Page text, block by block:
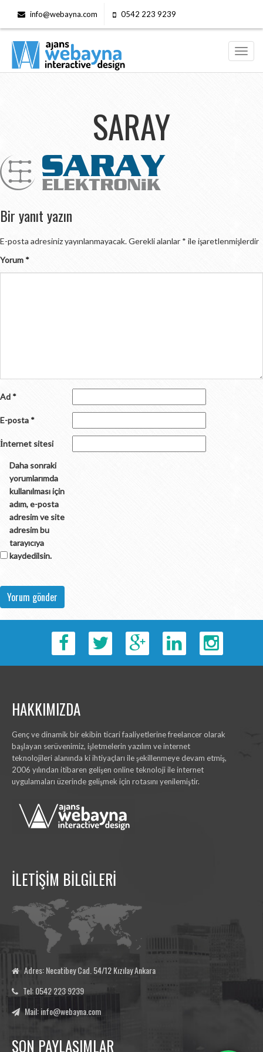
info@webayna.com 0542 223 9239
SARAY
Bir yanıt yazın
E-posta adresiniz yayınlanmayacak.Gerekli alanlar * ile işaretlenmişlerdir
Yorum *
Ad *
E-posta *
İnternet sitesi
Daha sonraki
yorumlarımda
kullanılması için
adım, e-posta
adresim ve site
adresim bu
tarayıcıya
kaydedilsin.
HAKKIMIZDA
Genç ve dinamik bir ekibin ticari faaliyetlerine freelancer olarak
başlayan serüvenimiz, işletmelerin yazılım ve internet
teknolojileri alanında ki ihtiyaçları ile şekillenmeye devam etmiş,
2006 yılından itibaren gelişen online teknoloji ile internet
uygulamaları üzerinde gelişmek için rotasını yenilemiştir.
İLETİŞİM BİLGİLERİ
Adres: Necatibey Cad. 54/12 Kızılay Ankara
Tel: 0542 223 9239
Mail: info@webayna.com
SON PAYLAŞIMLAR